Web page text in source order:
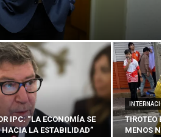
IPC: “LA ECONOMÍA SE
LA ESTABILIDAD”
TIROTEO
MENOS